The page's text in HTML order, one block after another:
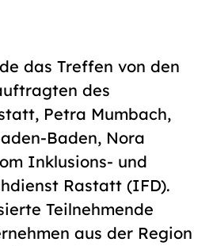
das Treffen von den
des
Petra Mumbach,
Baden, Nora
Inklusions- und
Rastatt (IFD).
Teilnehmende
aus der Region